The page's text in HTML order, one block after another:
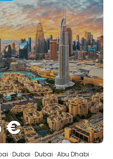
€
Sehen
· Dubai · Dubai · Abu Dhabi ·